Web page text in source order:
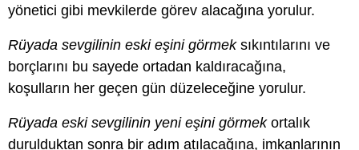
yönetici gibi mevkilerde görev alacağına yorulur.
Rüyada sevgilinin eski eşini görmeksıkıntılarını ve
borçlarını bu sayede ortadan kaldıracağına,
koşulların her geçen gün düzeleceğine yorulur.
Rüyada eski sevgilinin yeni eşini görmekortalık
durulduktan sonra bir adım atılacağına, imkanlarının